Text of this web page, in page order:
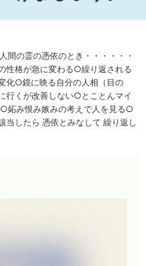
の霊の憑依のとき・・・・・・
性格が急に変わる○繰り返される
化○鏡に映る自分の人相（目の
行くが改善しない○とことんマイ
妬み恨み嫉みの考えで人を見る○
したら 憑依とみなして 繰り返し